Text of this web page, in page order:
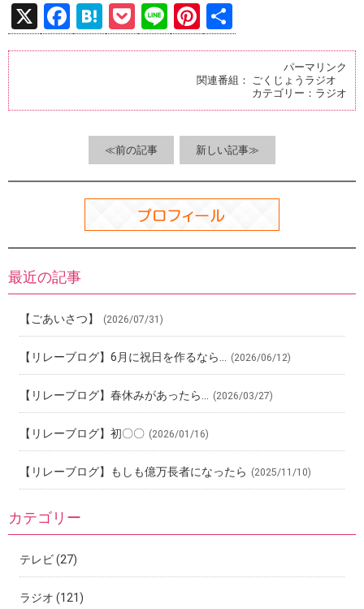
X
F
a
o
k
H
at
a
P
o
Li
n
Pi
nt
er
es
t
有
パーマリンク
関連番組： ごくじょうラジオ
カテゴリー： ラジオ
≪前の記事 新しい記事≫
最近の記事
【ごあいさつ】 (2026/07/31)
【リレーブログ】6月に祝日を作るなら… (2026/06/12)
【リレーブログ】春休みがあったら… (2026/03/27)
【リレーブログ】初〇〇 (2026/01/16)
【リレーブログ】もしも億万長者になったら (2025/11/10)
カテゴリー
テレビ(27)
ラジオ (121)